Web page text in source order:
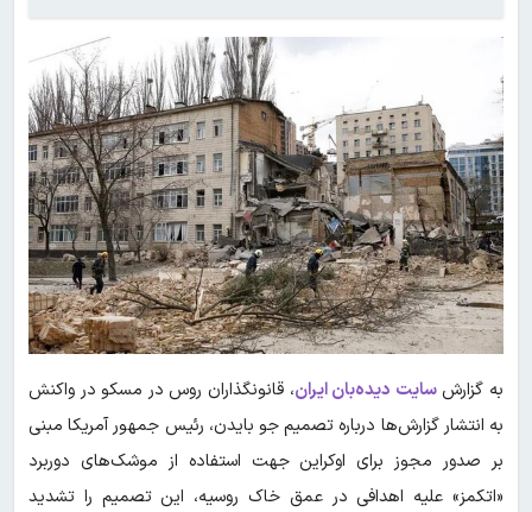
به گزارشسایت دیده‌بان ایران، قانونگذاران روس در مسکو در واکنش
به انتشار گزارش‌ها درباره تصمیم جو بایدن، رئیس جمهور آمریکا مبنی
بر صدور مجوز برای اوکراین جهت استفاده از موشک‌های دوربرد
«اتکمز» علیه اهدافی در عمق خاک روسیه، این تصمیم را تشدید